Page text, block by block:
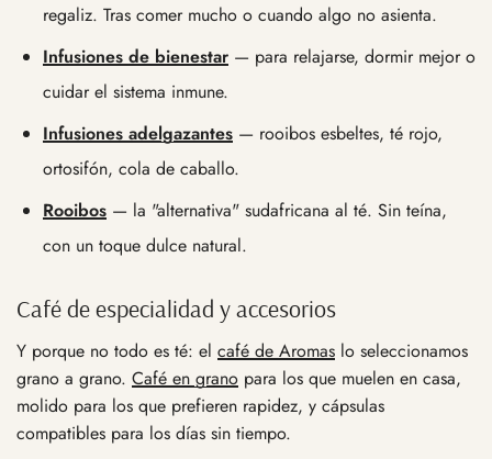
regaliz. Tras comer mucho o cuando algo no asienta.
Infusiones de bienestar — para relajarse, dormir mejor o
cuidar el sistema inmune.
Infusiones adelgazantes — rooibos esbeltes, té rojo,
ortosifón, cola de caballo.
Rooibos — la "alternativa" sudafricana al té. Sin teína,
con un toque dulce natural.
Café de especialidad y accesorios
Y porque no todo es té: el café de Aromas lo seleccionamos
grano a grano. Café en grano para los que muelen en casa,
molido para los que prefieren rapidez, y cápsulas
compatibles para los días sin tiempo.